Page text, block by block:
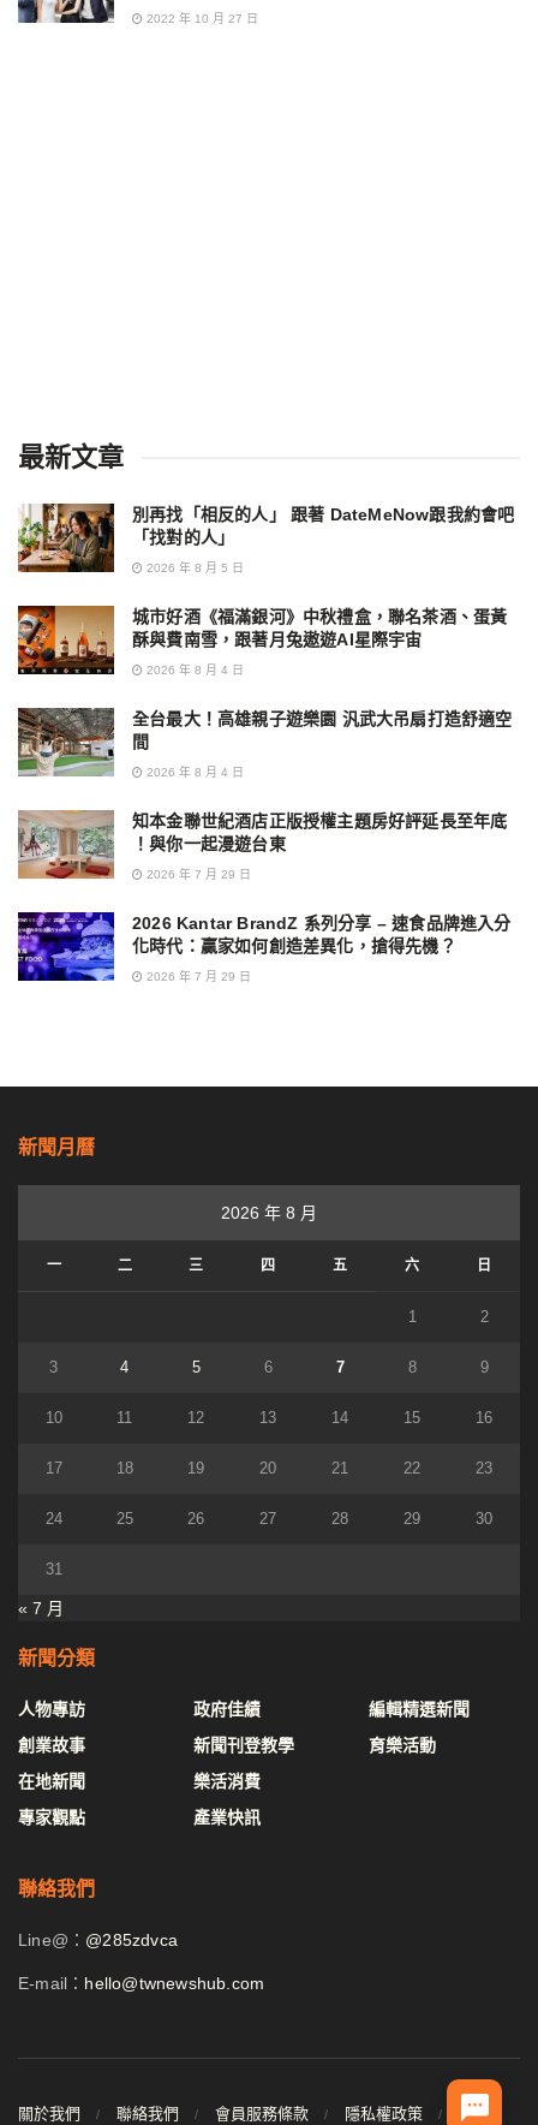
2022 年 10 月 27 日
最新文章
別再找「相反的人」 跟著 DateMeNow跟我約會吧
「找對的人」
2026 年 8 月 5 日
城市好酒《福滿銀河》中秋禮盒，聯名茶酒、蛋黃
酥與費南雪，跟著月兔遨遊AI星際宇宙
2026 年 8 月 4 日
全台最大！高雄親子遊樂園 汎武大吊扇打造舒適空
間
2026 年 8 月 4 日
知本金聯世紀酒店正版授權主題房好評延長至年底
！與你一起漫遊台東
2026 年 7 月 29 日
2026 Kantar BrandZ 系列分享 – 速食品牌進入分
化時代：贏家如何創造差異化，搶得先機？
2026 年 7 月 29 日
新聞月曆
2026 年 8 月
一 二 三 四 五 六 日
1 2
3 4 5 6 7 8 9
10 11 12 13 14 15 16
17 18 19 20 21 22 23
24 25 26 27 28 29 30
31
« 7 月
新聞分類
人物專訪
創業故事
在地新聞
專家觀點
政府佳績
新聞刊登教學
樂活消費
產業快訊
編輯精選新聞
育樂活動
聯絡我們
Line@： @285zdvca
E-mail： hello@twnewshub.com
關於我們 聯絡我們 會員服務條款 隱私權政策